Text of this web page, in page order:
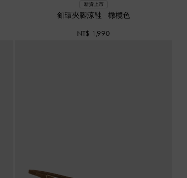
新貨上市
釦環夾腳涼鞋 - 橄欖色
NT$ 1,990